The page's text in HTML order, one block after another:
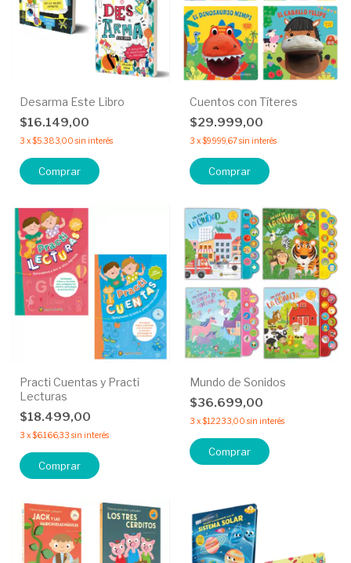
Desarma Este Libro
$16.149,00
3 x$5.383,00 sin interés
Comprar
Cuentos con Títeres
$29.999,00
3 x$9.999,67sin interés
Comprar
Practi Cuentas y Practi
Lecturas
$18.499,00
3 x$6.166,33 sin interés
Comprar
Mundo de Sonidos
$36.699,00
3 x$12.233,00 sin interés
Comprar